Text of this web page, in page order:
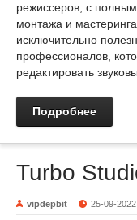
режиссеров, с полным
монтажа и
исключительно
профессионалов,
редактировать
Подробнее
Turbo
vipdepbit 25-09-